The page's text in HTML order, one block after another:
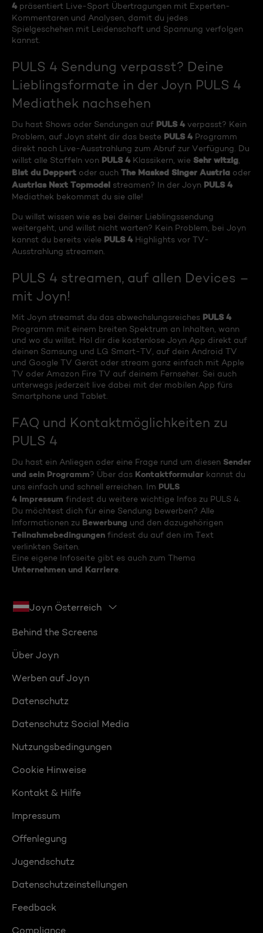
4 präsentiert Live-Sport Übertragungen mit Experten-
Kommentaren und Analysen, damit du jedes
Spielgeschehen mit Leidenschaft und Spannung verfolgen
kannst.
PULS 4 Sendung verpasst? Deine
Lieblingsformate in der Joyn PULS 4
Mediathek nachsehen
Du hast Shows oder Sendungen auf PULS 4 verpasst? Kein
Problem, auf Joyn steht dir das beste PULS 4 Programm
direkt nach Live-Ausstrahlung zum Abruf zur Verfügung. Du
willst alle Staffeln von PULS 4 Klassikern, wie Sehr witzig
Bist du Deppert oder auch The Masked Singer Austria oder
Austrias Next Topmodel streamen? In der Joyn PULS 4
Mediathek bekommst du sie alle!
Du willst wissen wie es bei deiner Lieblingssendung
weitergeht, und willst nicht warten? Kein Problem, bei Joyn
kannst du bereits viele PULS 4 Highlights vor TV-
Ausstrahlung streamen.
PULS 4 streamen, auf allen Devices –
mit Joyn!
Mit Joyn streamst du das abwechslungsreiches PULS 4
Programm mit einem breiten Spektrum an Inhalten, wann
und wo du willst. Hol dir die kostenlose Joyn App direkt auf
deinen Samsung und LG Smart-TV, auf dein Android TV
und Google TV Gerät oder stream ganz einfach mit Apple
TV oder Amazon Fire TV auf deinem Fernseher. Sei auch
unterwegs jederzeit live dabei mit der mobilen App fürs
Smartphone und Tablet.
FAQ und Kontaktmöglichkeiten zu
PULS 4
Du hast ein Anliegen oder eine Frage rund um diesen Sender
und sein Programm? Über das Kontaktformular kannst du
uns einfach und schnell erreichen. Im PULS
4 Impressum findest du weitere wichtige Infos zu PULS 4.
Du möchtest dich für eine Sendung bewerben? Alle
Informationen zu Bewerbung und den dazugehörigen
Teilnahmebedingungen findest du auf den im Text
verlinkten Seiten.
Eine eigene Infoseite gibt es auch zum Thema
Unternehmen und Karriere
Joyn Österreich
Behind the Screens
Über Joyn
Werben auf Joyn
Datenschutz
Datenschutz Social Media
Nutzungsbedingungen
Cookie Hinweise
Kontakt & Hilfe
Impressum
Offenlegung
Jugendschutz
Datenschutzeinstellungen
Feedback
Compliance